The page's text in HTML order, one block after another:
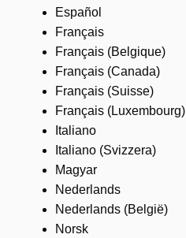
Español
Français
Français (Belgique)
Français (Canada)
Français (Suisse)
Français (Luxembourg)
Italiano
Italiano (Svizzera)
Magyar
Nederlands
Nederlands (België)
Norsk